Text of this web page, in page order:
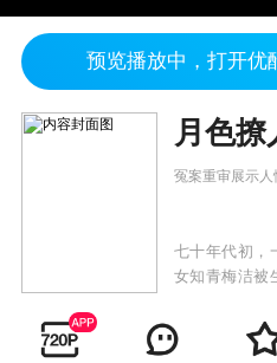
预览播放中，打开优
月色撩
冤案重审展示人
七十年代初，
女知青梅洁被
常。阴差阳错
富被怀疑为过